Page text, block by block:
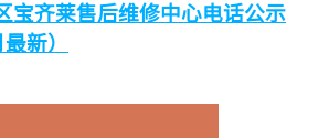
宝齐莱售后维修中心电话公示
新）